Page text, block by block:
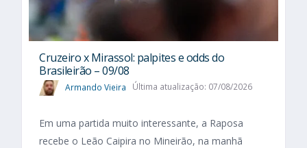
Cruzeiro x Mirassol: palpites e odds do
Brasileirão – 09/08
Armando Vieira Última atualização: 07/08/2026
Em uma partida muito interessante, a Raposa
recebe o Leão Caipira no Mineirão, na manhã